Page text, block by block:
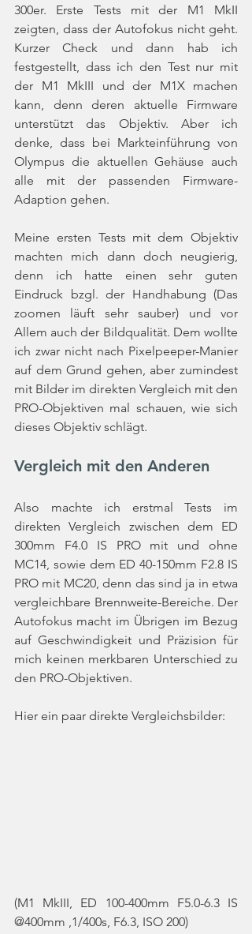
300er. Erste Tests mit der M1 MkII
zeigten, dass der Autofokus nicht geht.
Kurzer Check und dann hab ich
festgestellt, dass ich den Test nur mit
der M1 MkIII und der M1X machen
kann, denn deren aktuelle Firmware
unterstützt das Objektiv. Aber ich
denke, dass bei Markteinführung von
Olympus die aktuellen Gehäuse auch
alle mit der passenden Firmware-
Adaption gehen.
Meine ersten Tests mit dem Objektiv
machten mich dann doch neugierig,
denn ich hatte einen sehr guten
Eindruck bzgl. der Handhabung (Das
zoomen läuft sehr sauber) und vor
Allem auch der Bildqualität. Dem wollte
ich zwar nicht nach Pixelpeeper-Manier
auf dem Grund gehen, aber zumindest
mit Bilder im direkten Vergleich mit den
PRO-Objektiven mal schauen, wie sich
dieses Objektiv schlägt.
Vergleich mit den Anderen
Also machte ich erstmal Tests im
direkten Vergleich zwischen dem ED
300mm F4.0 IS PRO mit und ohne
MC14, sowie dem ED 40-150mm F2.8 IS
PRO mit MC20, denn das sind ja in etwa
vergleichbare Brennweite-Bereiche. Der
Autofokus macht im Übrigen im Bezug
auf Geschwindigkeit und Präzision für
mich keinen merkbaren Unterschied zu
den PRO-Objektiven.
Hier ein paar direkte Vergleichsbilder:
(M1 MkIII, ED 100-400mm F5.0-6.3 IS
@400mm ,1/400s, F6.3, ISO 200)